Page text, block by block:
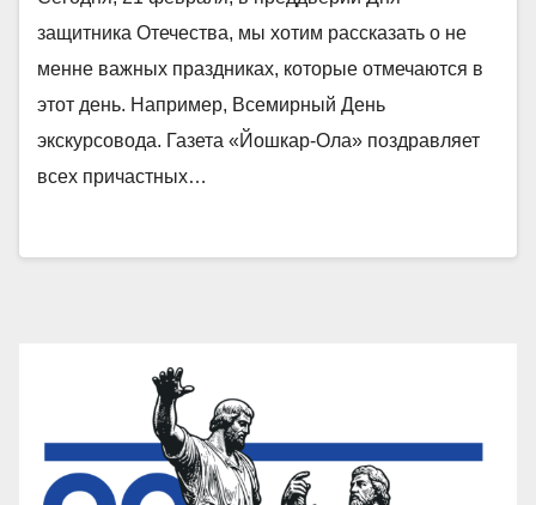
защитника Отечества, мы хотим рассказать о не
менне важных праздниках, которые отмечаются в
этот день. Например, Всемирный День
экскурсовода. Газета «Йошкар-Ола» поздравляет
всех причастных…